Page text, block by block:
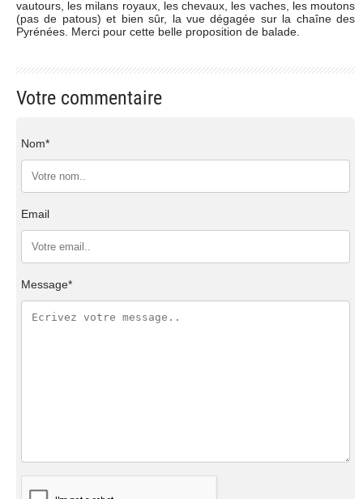
vautours, les milans royaux, les chevaux, les vaches, les moutons
(pas de patous) et bien sûr, la vue dégagée sur la chaîne des
Pyrénées. Merci pour cette belle proposition de balade.
Votre commentaire
Nom*
Email
Message*